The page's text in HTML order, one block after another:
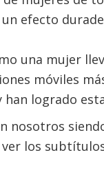
efecto
una mujer
móviles
han logrado
nosotros
los